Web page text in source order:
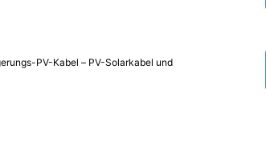
PV-Kabel – PV-Solarkabel und